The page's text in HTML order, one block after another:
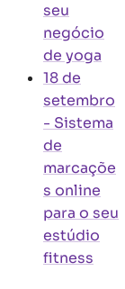
seu
negócio
de yoga
18 de
setembro
- Sistema
de
marcaçõe
s online
para o seu
estúdio
fitness